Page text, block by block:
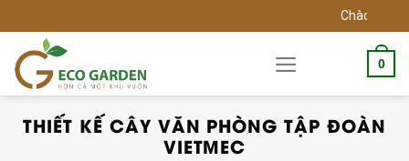
to
content
Chào mừng
0
THIẾT KẾ CÂY VĂN PHÒNG TẬP ĐOÀN
VIETMEC